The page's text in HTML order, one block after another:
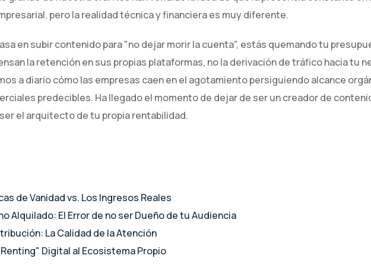
pero la realidad técnica y financiera es muy diferente.
en subir contenido para "no dejar morir la cuenta", estás quemando tu
la retención en sus propias plataformas, no la derivación de tráfico hacia tu
a diario cómo las empresas caen en el agotamiento persiguiendo alcance
predecibles. Ha llegado el momento de dejar de ser un creador de
el arquitecto de tu propia rentabilidad.
de Vanidad vs. Los Ingresos Reales
Alquilado: El Error de no ser Dueño de tu Audiencia
La Calidad de la Atención
Digital al Ecosistema Propio